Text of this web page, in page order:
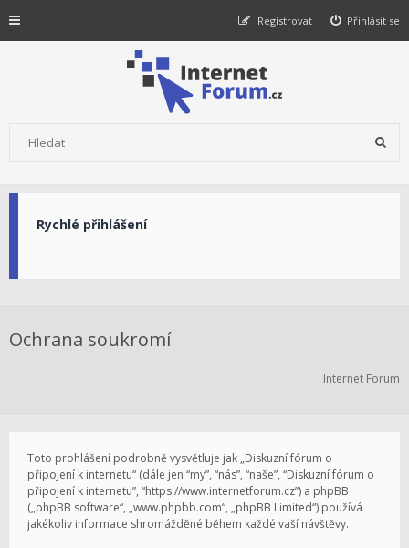
Přihlásit se
Registrovat
Rychlé přihlášení
Ochrana soukromí
Internet Forum
Toto prohlášení podrobně vysvětluje jak „Diskuzní fórum o
připojení k internetu“ (dále jen “my”, “nás”, “naše”, “Diskuzní fórum o
připojení k internetu”, “https://www.internetforum.cz”) a phpBB
(„phpBB software“, „www.phpbb.com“, „phpBB Limited“) používá
jakékoliv informace shromážděné během každé vaší návštěvy.